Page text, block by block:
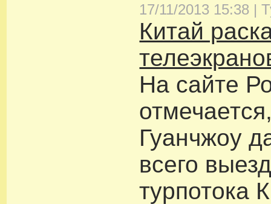
17/11/2013 15:38 |
Китай
На сайте
Гуанчжоу
всего
турпотока